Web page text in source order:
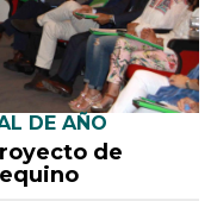
DE AÑO
de